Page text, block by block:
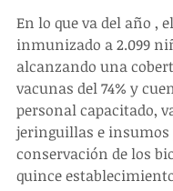
En lo que va del año ,
inmunizado a 2.099
alcanzando una
vacunas del 74% y
personal capacitado,
jeringuillas e insumos
conservación de los
quince